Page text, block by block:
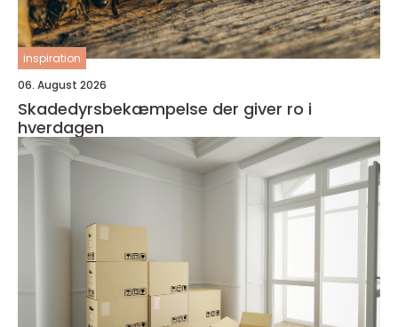
inspiration
06. August 2026
Skadedyrsbekæmpelse der giver ro i
hverdagen